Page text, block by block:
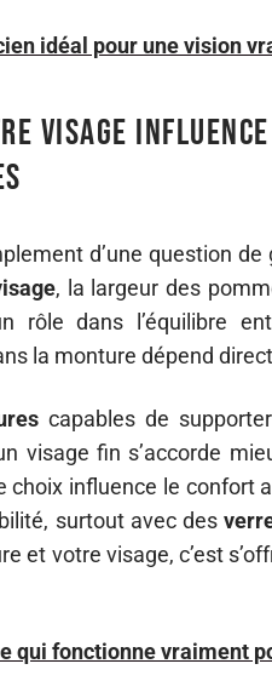
idéal pour une vision
visage
d’une question de
, la largeur des
rôle dans l’équilibre
la monture dépend
capables de
visage fin s’accorde
choix influence le confort
surtout avec des
et votre visage, c’est
qui fonctionne vraiment